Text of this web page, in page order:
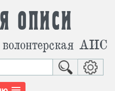
описи
АИС